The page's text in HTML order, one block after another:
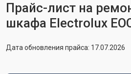
Прайс-лист на
шкафа Electrolux
Дата обновления прайса: 17.07.2026